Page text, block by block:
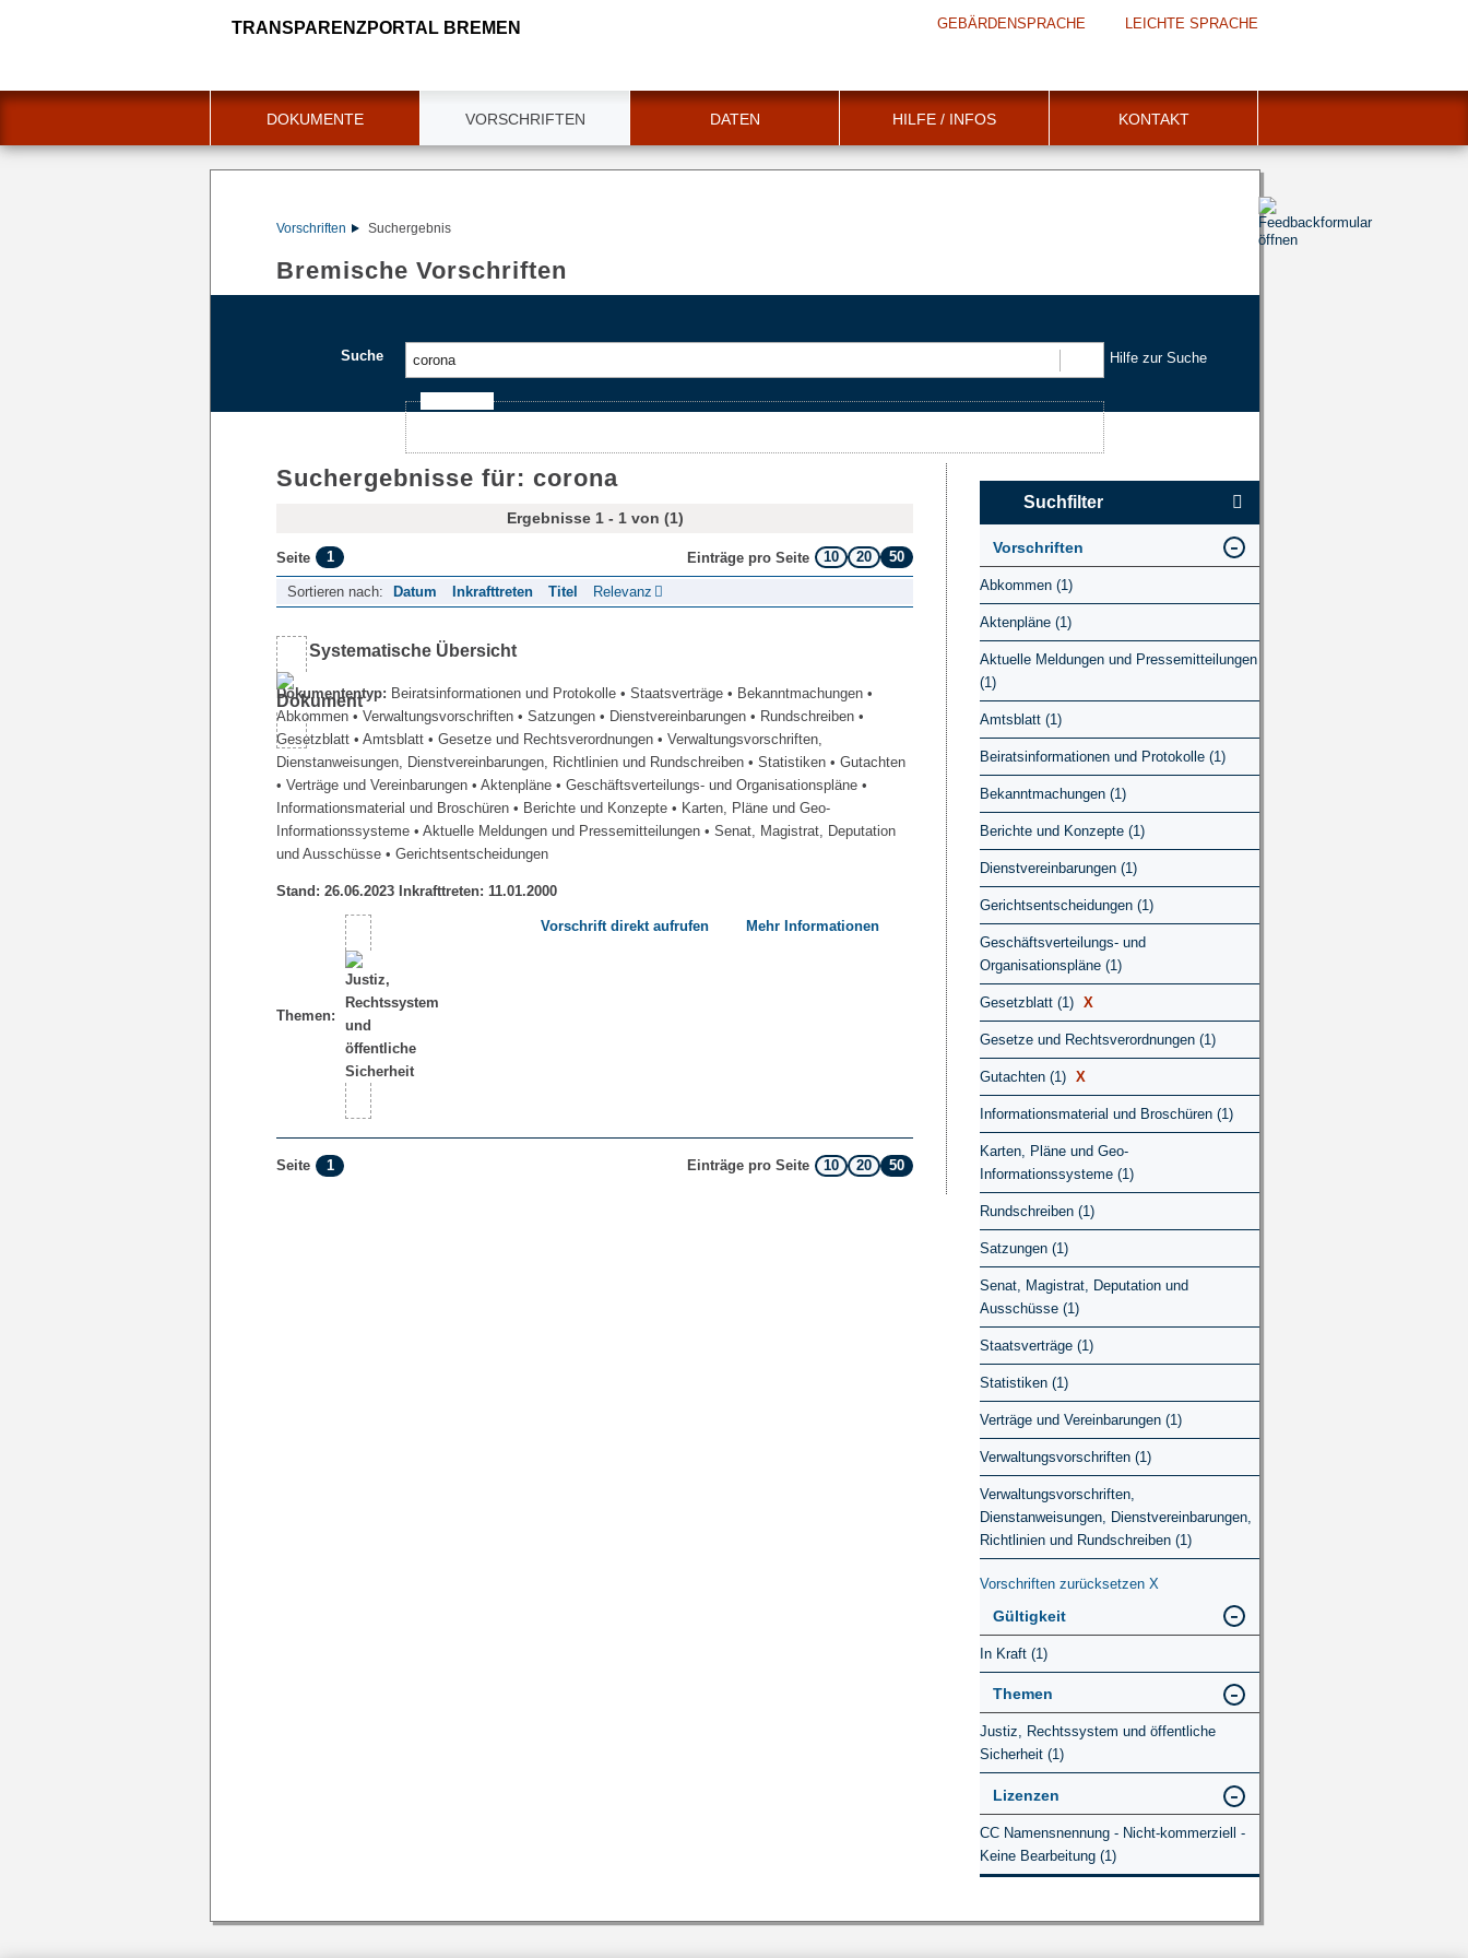
TRANSPARENZPORTAL BREMEN GEBÄRDENSPRACHE LEICHTE SPRACHE
DOKUMENTE VORSCHRIFTEN DATEN HILFE / INFOS KONTAKT
Vorschriften Suchergebnis
Bremische Vorschriften
Suche Hilfe zur Suche
Suchergebnisse für: corona
Ergebnisse 1 - 1 von (1)
Seite 1 Einträge pro Seite 10 20 50
Sortieren nach: Datum Inkrafttreten Titel Relevanz
Systematische Übersicht
Dokumententyp: Beiratsinformationen und Protokolle • Staatsverträge • Bekanntmachungen •
Abkommen • Verwaltungsvorschriften • Satzungen • Dienstvereinbarungen • Rundschreiben •
Gesetzblatt • Amtsblatt • Gesetze und Rechtsverordnungen • Verwaltungsvorschriften,
Dienstanweisungen, Dienstvereinbarungen, Richtlinien und Rundschreiben • Statistiken • Gutachten
• Verträge und Vereinbarungen • Aktenpläne • Geschäftsverteilungs- und Organisationspläne •
Informationsmaterial und Broschüren • Berichte und Konzepte • Karten, Pläne und Geo-
Informationssysteme • Aktuelle Meldungen und Pressemitteilungen • Senat, Magistrat, Deputation
und Ausschüsse • Gerichtsentscheidungen
Stand: 26.06.2023 Inkrafttreten: 11.01.2000
Themen:
Vorschrift direkt aufrufen Mehr Informationen
Seite 1 Einträge pro Seite 10 20 50
Suchfilter
Vorschriften
Abkommen (1)
Aktenpläne (1)
Aktuelle Meldungen und Pressemitteilungen
(1)
Amtsblatt (1)
Beiratsinformationen und Protokolle (1)
Bekanntmachungen (1)
Berichte und Konzepte (1)
Dienstvereinbarungen (1)
Gerichtsentscheidungen (1)
Geschäftsverteilungs- und
Organisationspläne (1)
Gesetzblatt (1) X
Gesetze und Rechtsverordnungen (1)
Gutachten (1) X
Informationsmaterial und Broschüren (1)
Karten, Pläne und Geo-
Informationssysteme (1)
Rundschreiben (1)
Satzungen (1)
Senat, Magistrat, Deputation und
Ausschüsse (1)
Staatsverträge (1)
Statistiken (1)
Verträge und Vereinbarungen (1)
Verwaltungsvorschriften (1)
Verwaltungsvorschriften,
Dienstanweisungen, Dienstvereinbarungen,
Richtlinien und Rundschreiben (1)
Vorschriften zurücksetzen X
Gültigkeit
In Kraft (1)
Themen
Justiz, Rechtssystem und öffentliche
Sicherheit (1)
Lizenzen
CC Namensnennung - Nicht-kommerziell -
Keine Bearbeitung (1)